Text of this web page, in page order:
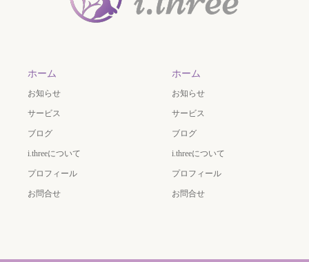
ホーム
お知らせ
サービス
ブログ
i.threeについて
プロフィール
お問合せ
ホーム
お知らせ
サービス
ブログ
i.threeについて
プロフィール
お問合せ